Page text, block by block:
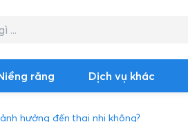
răng Dịch vụ khác
hưởng đến thai nhi không?